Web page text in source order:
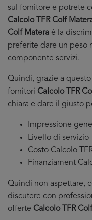
sul fornitore e potrete
Calcolo TFR Colf
Colf Matera è la
preferite dare un peso
componente servizi.
Quindi, grazie a
fornitori Calcolo TFR
chiara e dare il giusto
Impressione
Livello di servizio
Costo Calcolo
Finanziament
Quindi non aspettare,
discutere con
offerte Calcolo TFR